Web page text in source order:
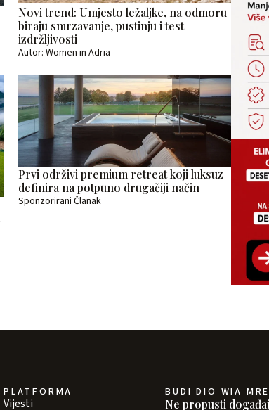
Novi trend: Umjesto ležaljke, na odmoru
biraju smrzavanje, pustinju i test
izdržljivosti
Autor: Women in Adria
Prvi održivi premium retreat koji luksuz
definira na potpuno drugačiji način
Sponzorirani Članak
PLATFORMA
Vijesti
BUDI DIO WIA
Ne propusti